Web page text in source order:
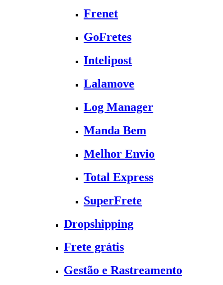
Frenet
GoFretes
Intelipost
Lalamove
Log Manager
Manda Bem
Melhor Envio
Total Express
SuperFrete
Dropshipping
Frete grátis
Gestão e Rastreamento